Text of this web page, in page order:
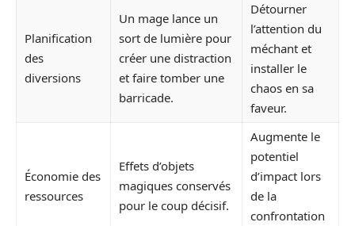
Planification
des
diversions
Un mage lance un
sort de lumière pour
créer une distraction
et faire tomber une
barricade.
Détourner
l’attention du
méchant et
installer le
chaos en sa
faveur.
Économie des
ressources
Effets d’objets
magiques conservés
pour le coup décisif.
Augmente le
potentiel
d’impact lors
de la
confrontation